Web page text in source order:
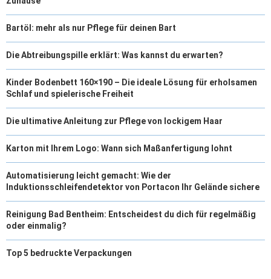
Bartöl: mehr als nur Pflege für deinen Bart
Die Abtreibungspille erklärt: Was kannst du erwarten?
Kinder Bodenbett 160×190 – Die ideale Lösung für erholsamen
Schlaf und spielerische Freiheit
Die ultimative Anleitung zur Pflege von lockigem Haar
Karton mit Ihrem Logo: Wann sich Maßanfertigung lohnt
Automatisierung leicht gemacht: Wie der
Induktionsschleifendetektor von Portacon Ihr Gelände sichere
Reinigung Bad Bentheim: Entscheidest du dich für regelmäßig
oder einmalig?
Top 5 bedruckte Verpackungen